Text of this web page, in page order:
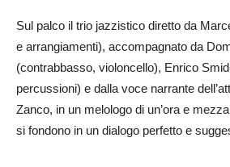
Sul palco il trio jazzistico diretto da
e arrangiamenti), accompagnato da
(contrabbasso, violoncello), Enrico
percussioni) e dalla voce narrante
Zanco, in un melologo di un’ora e
si fondono in un dialogo perfetto e